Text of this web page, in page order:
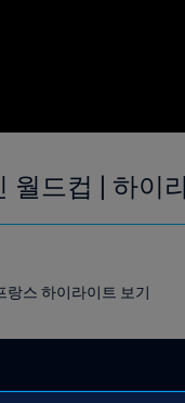
월드컵 | 하이
스 하이라이트 보기